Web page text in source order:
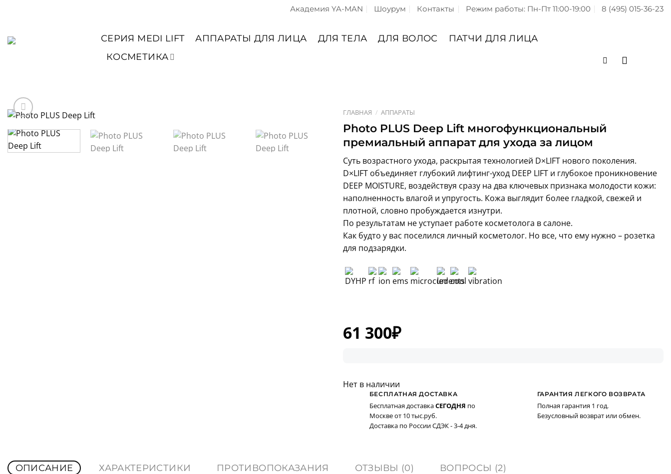
Академия YA-MAN Шоурум Контакты Режим работы: Пн-Пт 11:00-19:00 8 (495) 015-36-23
СЕРИЯ MEDI LIFT АППАРАТЫ ДЛЯ ЛИЦА ДЛЯ ТЕЛА ДЛЯ ВОЛОС
ПАТЧИ ДЛЯ ЛИЦА
КОСМЕТИКА
ГЛАВНАЯ / АППАРАТЫ
Photo PLUS Deep Lift многофункциональный
премиальный аппарат для ухода за лицом
Суть возрастного ухода, раскрытая технологией D×LIFT нового поколения.
D×LIFT объединяет глубокий лифтинг-уход DEEP LIFT и глубокое проникновение
DEEP MOISTURE, воздействуя сразу на два ключевых признака молодости кожи:
наполненность влагой и упругость. Кожа выглядит более гладкой, свежей и
плотной, словно пробуждается изнутри.
По результатам не уступает работе косметолога в салоне.
Как будто у вас поселился личный косметолог. Но все, что ему нужно – розетка
для подзарядки.
61 300₽
Нет в наличии
БЕСПЛАТНАЯ ДОСТАВКА
Бесплатная доставкаСЕГОДНЯ по
Москве от 10 тыс.руб.
Доставка по России СДЭК - 3-4 дня.
ГАРАНТИЯ ЛЕГКОГО ВОЗВРАТА
Полная гарантия 1 год.
Безусловный возврат или обмен.
ОПИСАНИЕ ХАРАКТЕРИСТИКИ ПРОТИВОПОКАЗАНИЯ ОТЗЫВЫ (0) ВОПРОСЫ (2)